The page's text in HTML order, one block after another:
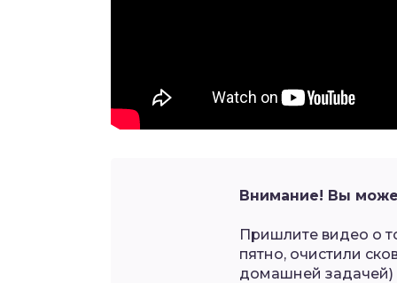
Внимание! Вы
Пришлите видео о
пятно, очистили
домашней задачей)